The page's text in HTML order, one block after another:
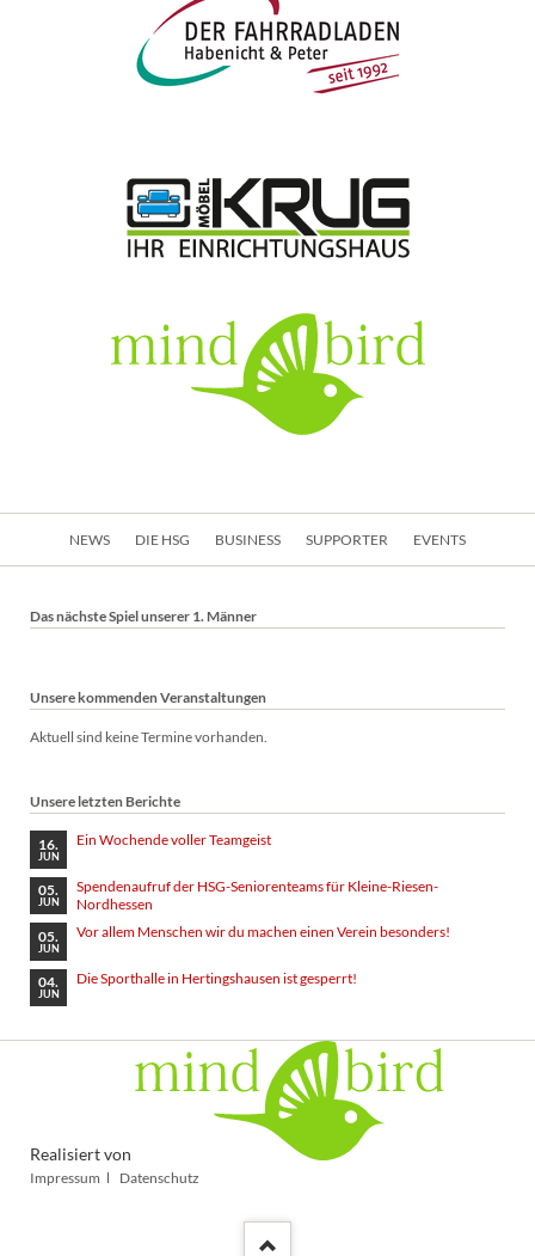
NEWS DIE HSG BUSINESS SUPPORTER EVENTS
Das nächste Spiel unserer 1. Männer
Unsere kommenden Veranstaltungen
Aktuell sind keine Termine vorhanden.
Unsere letzten Berichte
16.
JUN
Ein Wochende voller Teamgeist
05.
JUN
Spendenaufruf der HSG-Seniorenteams für Kleine-Riesen-
Nordhessen
05.
JUN
Vor allem Menschen wir du machen einen Verein besonders!
04.
JUN
Die Sporthalle in Hertingshausen ist gesperrt!
Realisiert von
Navigation
Impressum Datenschutz